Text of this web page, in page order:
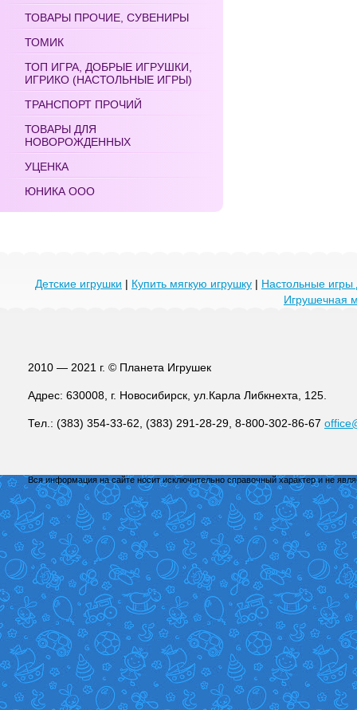
ТОВАРЫ ПРОЧИЕ, СУВЕНИРЫ
ТОМИК
ТОП ИГРА, ДОБРЫЕ ИГРУШКИ,
ИГРИКО (НАСТОЛЬНЫЕ ИГРЫ)
ТРАНСПОРТ ПРОЧИЙ
ТОВАРЫ ДЛЯ
НОВОРОЖДЕННЫХ
УЦЕНКА
ЮНИКА ООО
Детские игрушки | Купить мягкую игрушку | Настольные игры
Игрушечная
2010 — 2021 г. © Планета Игрушек
Адрес: 630008, г. Новосибирск, ул.Карла Либкнехта, 125.
Тел.: (383) 354-33-62, (383) 291-28-29, 8-800-302-86-67
Вся информация на сайте носит исключительно справочный характер и не